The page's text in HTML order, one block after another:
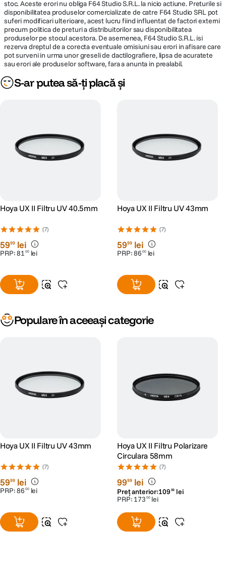
stoc. Aceste erori nu obliga F64 Studio S.R.L. la nicio actiune. Preturile si
disponibilitatea produselor comercializate de catre F64 Studio SRL pot
suferi modificari ulterioare, acest lucru fiind influentat de factori externi
precum politica de preturi a distribuitorilor sau disponibilitatea
produselor pe stocul acestora. De asemenea, F64 Studio S.R.L. isi
rezerva dreptul de a corecta eventuale omisiuni sau erori in afisare care
pot surveni in urma unor greseli de dactilografiere, lipsa de acuratete
sau erori ale produselor software, fara a anunta in prealabil.
S-ar putea să-ți placă și
Hoya UX II Filtru UV 40.5mm
(7)
5999 lei
PRP:81 00 lei
Hoya UX II Filtru UV 43mm
(7)
5999 lei
PRP:86 00 lei
Populare în aceeași categorie
Hoya UX II Filtru UV 43mm
(7)
5999 lei
PRP:86 00 lei
Hoya UX II Filtru Polarizare
Circulara 58mm
(7)
9999 lei
Preț anterior:109 99 lei
PRP: 173 00 lei